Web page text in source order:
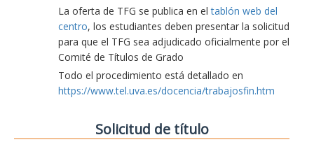
La oferta de TFG se publica en eltablón web del
centro, los estudiantes deben presentar la solicitud
para que el TFG sea adjudicado oficialmente por el
Comité de Títulos de Grado
Todo el procedimiento está detallado en
https://www.tel.uva.es/docencia/trabajosfin.htm
Solicitud de título